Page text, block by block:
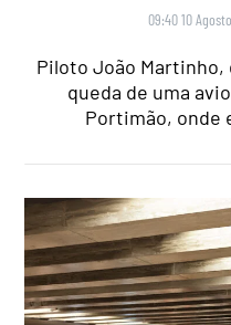
09:40 10
Piloto João Martinho,
queda de uma
Portimão, onde